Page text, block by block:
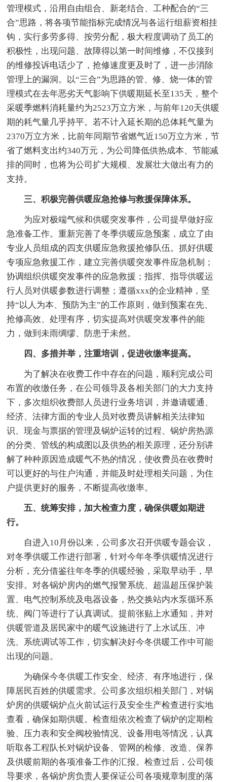
管理模式，沿用自由组合、新老结合、工种配合的“三
合”思路，将各项节能指标完成情况与各运行组薪资相挂
钩，实行多劳多得、按劳分配，极大程度调动了员工的
积极性，出现问题、故障得以第一时间维修，不仅接到
的维修投诉电话少了，抢修速度更及时了，进一步消除
管理上的漏洞。以“三合”为思路的管、修、烧一体的管
理模式在去年恶劣天气影响下供暖期延长至135天，整个
采暖季燃料消耗量约为2523万立方米，与前年120天供暖
期的耗气量几乎持平。若不计入延长期的总体耗气量为
2370万立方米，比前年同期节省燃气近150万立方米，节
省了燃料支出约340万元，为公司降低供热成本、节能减
排的同时，也将为公司扩大规模、发展壮大做出有力的
支持。
三、积极完善供暖应急抢修与救援保障体系。
为应对极端气候和供暖突发事件，公司提早做好应
急准备工作。重新完善了冬季供暖应急预案，成立了由
专业人员组成的四支供暖应急救援抢修队伍。抓好供暖
专项应急救援工作，建立完善供暖突发事件应急机制；
协调组织供暖突发事件的应急救援；指挥、指导供暖运
行人员对供暖参数进行调整；遵循xxx的企业精神，坚
持“以人为本、预防为主”的工作原则，做到预案在先、
抢修高效、处理有序，切实提高对供暖突发事件的能
力，做到未雨绸缪、防患于未然。
四、多措并举，注重培训，促进收缴率提高。
为了解决在收费工作中存在的问题，顺利完成公司
布置的收缴任务，在公司领导及各相关部门的大力支持
下，多次组织收费部人员进行业务培训，并邀请暖通、
经济、法律方面的专业人员对收费员讲解相关法律知
识、现金与票据的管理及锅炉运转的过程、锅炉房热源
的分类、管线的构成图以及供热的相关原理，还分别讲
解了种种原因造成暖气不热的情况，使收费员在收费时
可以更好的与住户沟通，并能及时处理相关问题，为住
户提供更好的服务，不断提高收缴率。
五、统筹安排，加大检查力度，确保供暖如期进
行。
自进入10月份以来，公司多次召开供暖专题会议，
对冬季供暖工作进行部署，针对今年冬季供暖情况进行
分析，充分借鉴往年冬季的供暖经验，采取早动手，早
安排。对各锅炉房内的燃气报警系统、超温超压保护装
置、电气控制系统及电器设备，热交换站内水泵循环系
统、阀门等进行了认真调试。提前张贴上水通知，并对
供暖管道及居民家中的暖气设施进行了上水试压、冲
洗、系统调试等工作，切实解决好今冬供暖工作中可能
出现的问题。
为确保今冬供暖工作安全、经济、有序地进行，保
障居民百姓的供暖需求。公司多次组织相关部门，对锅
炉房的供暖锅炉点火前试运行及安全生产检查进行实地
查看，确保如期供暖。检查组依次检查了锅炉的定期检
验、压力表和安全阀校验情况、设备用电等情况，认真
听取各工程队长对锅炉设备、管网的检修、改造、保养
及供暖前期的各项准备工作的汇报。检查过后，公司领
导要求，各锅炉房负责人要保证公司各项规章制度的落